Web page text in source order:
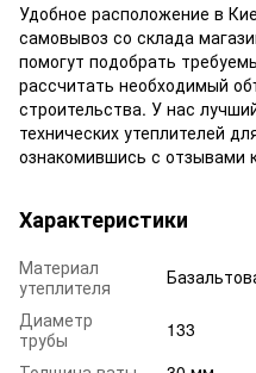
Удобное расположение в
самовывоз со склада
помогут подобрать
рассчитать необходимый
строительства. У нас
технических утеплителей
ознакомившись с отзывами
Характеристики
Материал
утеплителя
Диаметр
трубы
133